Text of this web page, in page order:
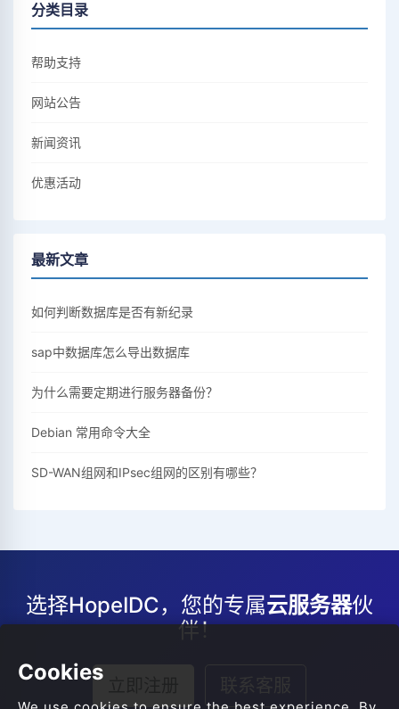
分类目录
帮助支持
网站公告
新闻资讯
优惠活动
最新文章
如何判断数据库是否有新纪录
sap中数据库怎么导出数据库
为什么需要定期进行服务器备份？
Debian 常用命令大全
SD-WAN组网和IPsec组网的区别有哪些？
选择HopeIDC，您的专属云服务器伙
伴！
Cookies